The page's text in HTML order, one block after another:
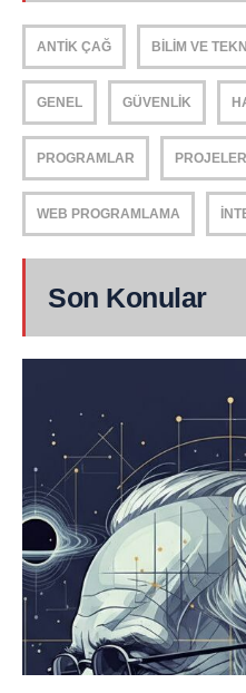
ANTIK ÇAĞ BILIM VE
GENEL GÜVENLIK
PROGRAMLAR
WEB PROGRAMLAMA
Son Konular